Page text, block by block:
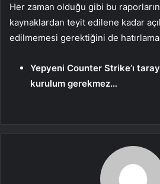
Her zaman olduğu gibi bu raporların
kaynaklardan teyit edilene kadar
edilmemesi gerektiğini de
Yepyeni Counter Strike’ı
kurulum gerekmez…